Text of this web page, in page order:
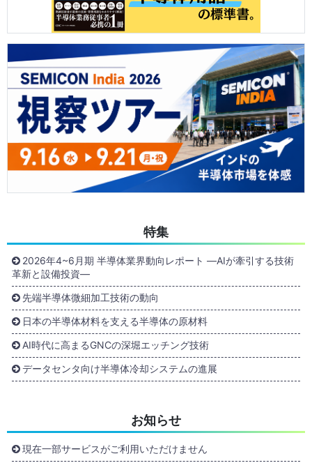
特集
2026年4~6月期 半導体業界動向レポート ―AIが牽引する技術
革新と設備投資―
先端半導体微細加工技術の動向
日本の半導体材料を支える半導体の原材料
AI時代に高まるGNCの深堀エッチング技術
データセンタ向け半導体冷却システムの進展
お知らせ
現在一部サービスがご利用いただけません